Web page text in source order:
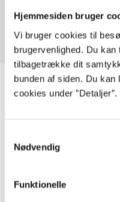
Hjemmesiden bruger
Vi bruger cookies til
brugervenlighed. Du
tilbagetrække dit
bunden af siden. Du
cookies under ”Detaljer”.
Nødvendig
Funktionelle